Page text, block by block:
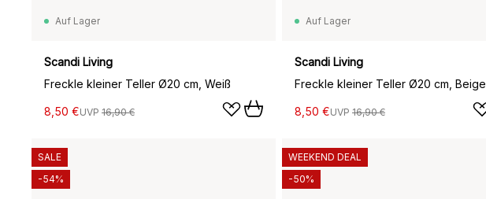
Auf Lager
Scandi Living
Freckle kleiner Teller Ø20 cm, Weiß
8,50 €UVP 16,90 €
Auf Lager
Scandi Living
Freckle kleiner Teller Ø20 cm, Beige
8,50 €UVP 16,90 €
SALE
-54%
WEEKEND DEAL
-50%